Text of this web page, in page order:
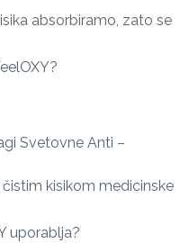
absorbiramo, zato se
Svetovne Anti –
kisikom medicinske
uporablja?